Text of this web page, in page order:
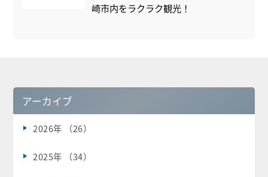
崎市内をラクラク観光！
アーカイブ
2026年 （26）
2025年 （34）